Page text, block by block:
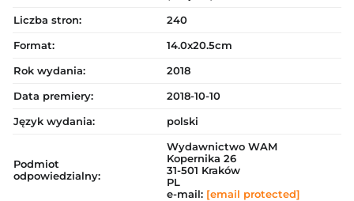
Liczba stron:
240
Format:
14.0x20.5cm
Rok wydania:
2018
Data premiery:
2018-10-10
Język wydania:
polski
Podmiot
odpowiedzialny:
Wydawnictwo WAM
Kopernika 26
31-501 Kraków
PL
e-mail: [email protected]